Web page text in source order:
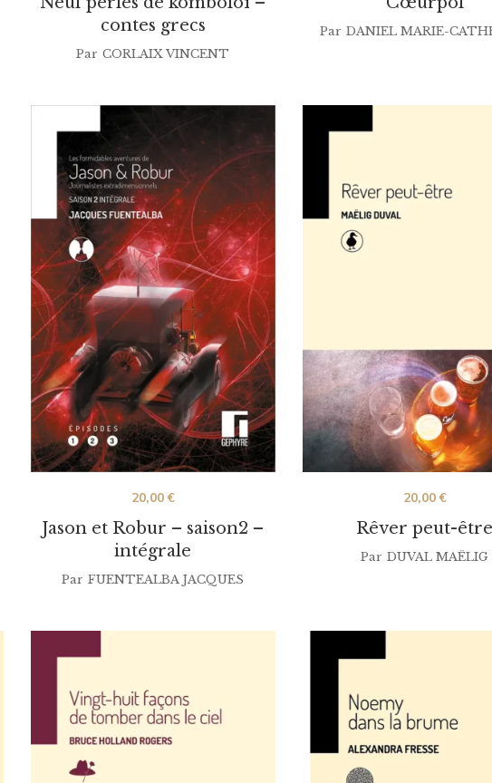
contes grecs
Par CORLAIX VINCENT
Par DANIEL MARIE-
Jason et Robur – saison2 –
intégrale
20,00€
Par FUENTEALBA JACQUES
Rêver peut-
20,00€
Par DUVAL MAËLIG